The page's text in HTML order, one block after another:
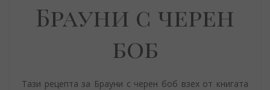
Брауни с черен
боб
Тази рецепта за Брауни с черен боб взех от книгата